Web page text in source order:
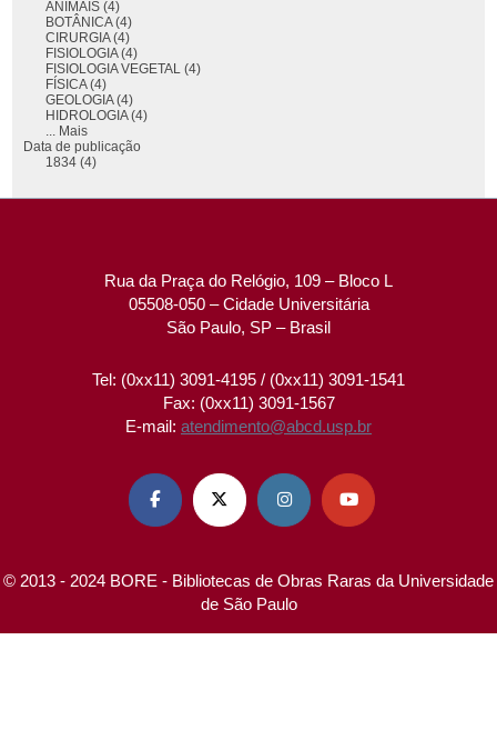
ANIMAIS (4)
BOTÂNICA (4)
CIRURGIA (4)
FISIOLOGIA (4)
FISIOLOGIA VEGETAL (4)
FÍSICA (4)
GEOLOGIA (4)
HIDROLOGIA (4)
... Mais
Data de publicação
1834 (4)
Rua da Praça do Relógio, 109 – Bloco L
05508-050 – Cidade Universitária
São Paulo, SP – Brasil
Tel: (0xx11) 3091-4195 / (0xx11) 3091-1541
Fax: (0xx11) 3091-1567
E-mail: atendimento@abcd.usp.br
   
© 2013 - 2024 BORE - Bibliotecas de Obras Raras da Universidade
de São Paulo